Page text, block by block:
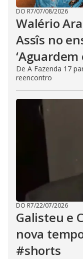
DO R7/07/08/2026
Walério
Assîs no
‘Aguardem
De A Fazenda 17
reencontro
DO R7/22/07/2026
Galisteu e
nova
#shorts